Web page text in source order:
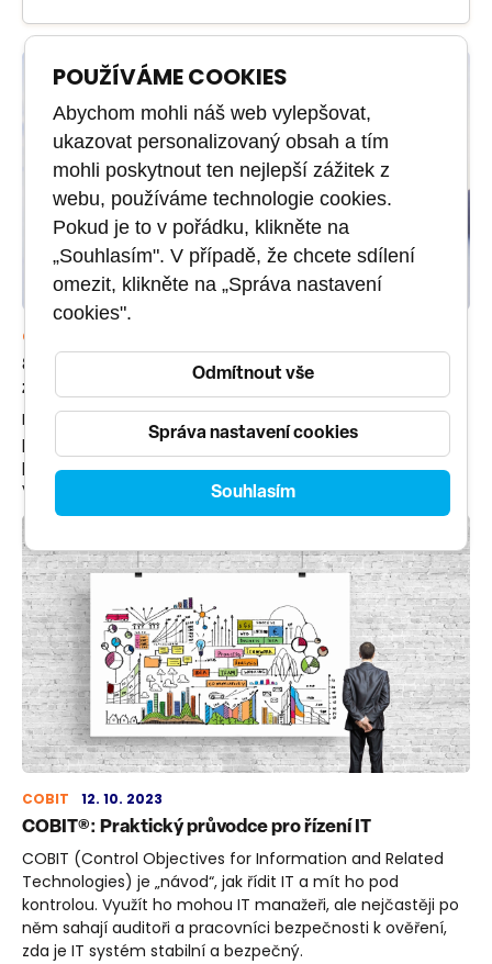
COMPTIA
8 pravidel, jak si užít online kurz a získat maximum
z investice do školení
Pokud jste investovali do online kurzu s lektorem, je
přirozené chtít z něj vytěžit co nejvíc. Sepsali jsme
pravidla, která vám pomohou získat maximum z vašeho
vzdělávacího zážitku.
COBIT
12. 10. 2023
COBIT®: Praktický průvodce pro řízení IT
COBIT (Control Objectives for Information and Related
Technologies) je „návod“, jak řídit IT a mít ho pod
kontrolou. Využít ho mohou IT manažeři, ale nejčastěji po
něm sahají auditoři a pracovníci bezpečnosti k ověření,
zda je IT systém stabilní a bezpečný.
POUŽÍVÁME COOKIES
Abychom mohli náš web vylepšovat,
ukazovat personalizovaný obsah a tím
mohli poskytnout ten nejlepší zážitek z
webu, používáme technologie cookies.
Pokud je to v pořádku, klikněte na
„Souhlasím". V případě, že chcete sdílení
omezit, klikněte na „Správa nastavení
cookies".
Správa nastavení cookies
Odmítnout vše
Souhlasím